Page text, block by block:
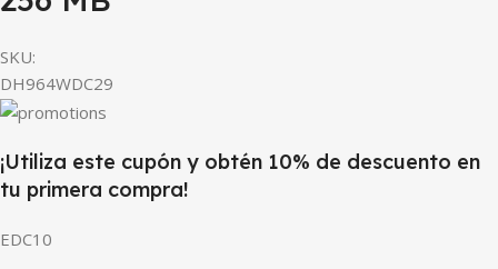
SKU:
DH964WDC29
¡Utiliza este cupón y obtén 10% de descuento en
tu primera compra!
EDC10